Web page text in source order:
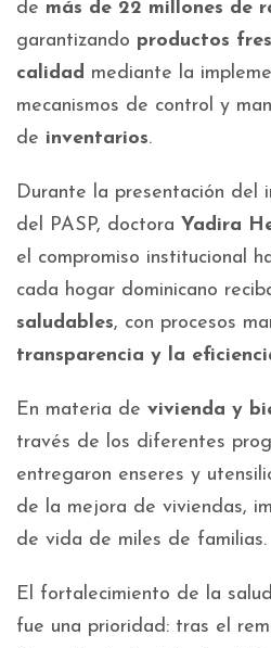
de más de 22 millones de
garantizando productos
calidad mediante la
mecanismos de control y
de inventarios.
Durante la presentación del
del PASP, doctora Yadira
el compromiso institucional
cada hogar dominicano
saludables, con procesos
transparencia y la
En materia de vivienda y
través de los diferentes
entregaron enseres y
de la mejora de viviendas,
de vida de miles de familias.
El fortalecimiento de la
fue una prioridad: tras el